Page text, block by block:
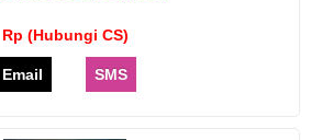
Rp (Hubungi CS)
Email SMS